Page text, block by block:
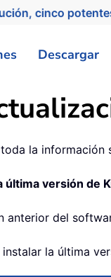
cinco
Descargar
la
última versión de
anterior del
la última